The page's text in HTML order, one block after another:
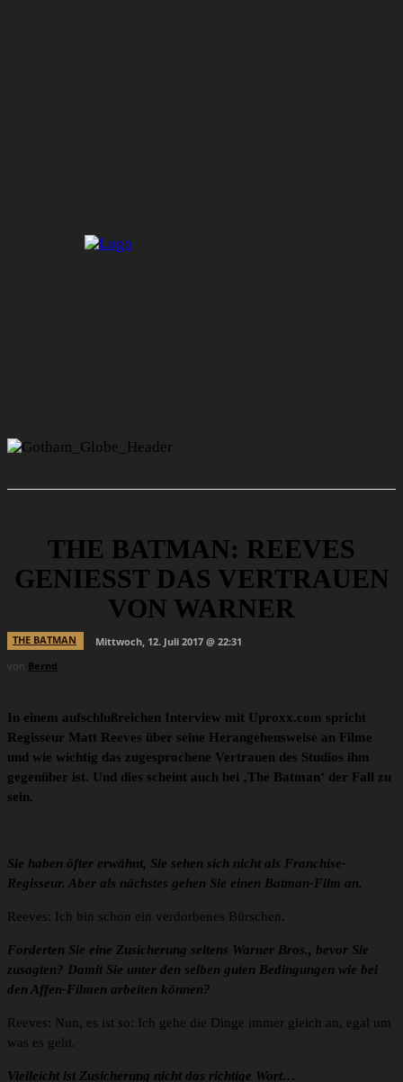
THE BATMAN: REEVES
GENIESST DAS VERTRAUEN V
ON WARNER
THE BATMAN
Mittwoch, 12. Juli 2017 @ 22:31
von Bernd
In einem aufschlußreichen Interview mit Uproxx.com spricht
Regisseur Matt Reeves über seine Herangehensweise an Filme
und wie wichtig das zugesprochene Vertrauen des Studios ihm
gegenüber ist. Und dies scheint auch bei ‚The Batman‘ der Fall zu
sein.
Sie haben öfter erwähnt, Sie sehen sich nicht als Franchise-
Regisseur. Aber als nächstes gehen Sie einen Batman-Film an.
Reeves: Ich bin schon ein verdorbenes Bürschen.
Forderten Sie eine Zusicherung seitens Warner Bros., bevor Sie
zusagten? Damit Sie unter den selben guten Bedingungen wie bei
den Affen-Filmen arbeiten können?
Reeves: Nun, es ist so: Ich gehe die Dinge immer gleich an, egal um
was es geht.
Vielleicht ist Zusicherung nicht das richtige Wort…